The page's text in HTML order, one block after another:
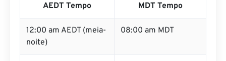
AEDT Tempo MDT Tempo
12:00 am AEDT (meia-
noite)
08:00 am MDT